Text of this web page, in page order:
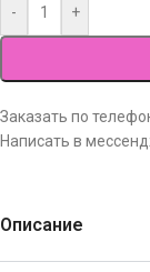
- +
Заказать по
Написать в
Описание